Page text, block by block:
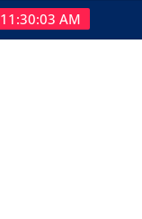
11:30:04 AM